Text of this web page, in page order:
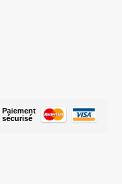
Paiement
sécurisé